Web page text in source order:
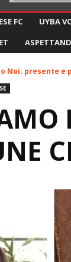
FC UYBA
Noi: presente e